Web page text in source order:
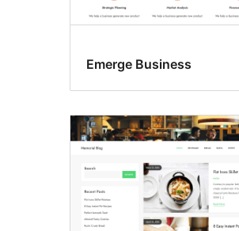
Emerge Business